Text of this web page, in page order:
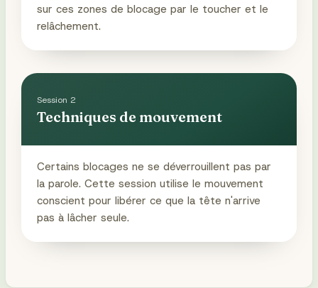
sur ces zones de blocage par le toucher et le
relâchement.
Session 2
Techniques de mouvement
Certains blocages ne se déverrouillent pas par
la parole. Cette session utilise le mouvement
conscient pour libérer ce que la tête n'arrive
pas à lâcher seule.